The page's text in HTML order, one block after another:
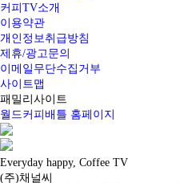
커피TV소개
이용약관
개인정보취급방침
제휴/광고문의
이메일무단수집거부
사이트맵
패밀리사이트
월드커피배틀 홈페이지
Everyday happy, Coffee TV
(주)채널씨